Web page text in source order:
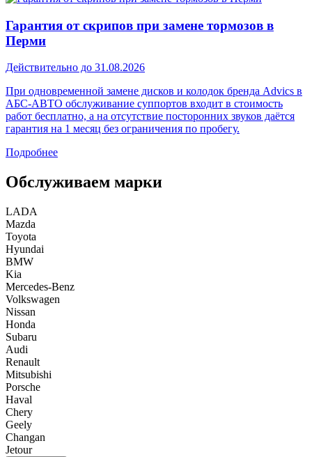
Гарантия от скрипов при замене тормозов в
Перми
Действительно до 31.08.2026
При одновременной замене дисков и колодок бренда Advics в
АБС-АВТО обслуживание суппортов входит в стоимость
работ бесплатно, а на отсутствие посторонних звуков даётся
гарантия на 1 месяц без ограничения по пробегу.
Подробнее
Обслуживаем марки
LADA
Mazda
Toyota
Hyundai
BMW
Kia
Mercedes-Benz
Volkswagen
Nissan
Honda
Subaru
Audi
Renault
Mitsubishi
Porsche
Haval
Chery
Geely
Changan
Jetour